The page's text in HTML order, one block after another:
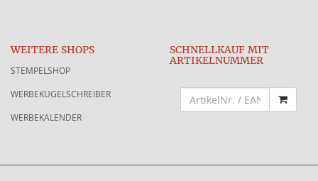
WEITERE SHOPS
STEMPELSHOP
WERBEKUGELSCHREIBER
WERBEKALENDER
SCHNELLKAUF MIT
ARTIKELNUMMER